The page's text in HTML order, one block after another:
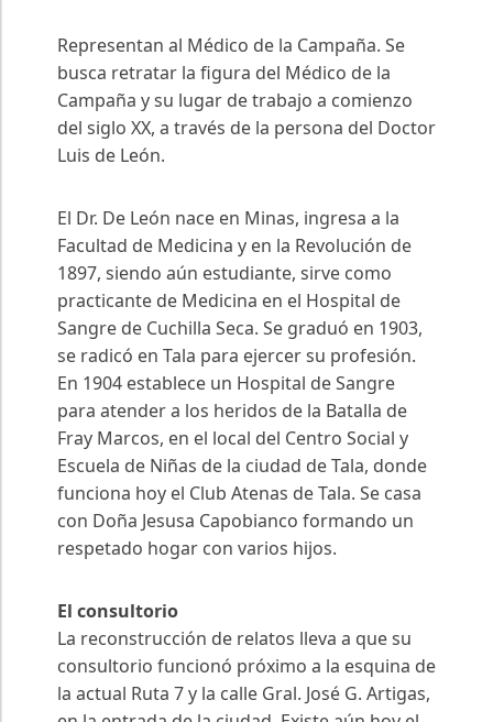
Representan al Médico de la Campaña. Se
busca retratar la figura del Médico de la
Campaña y su lugar de trabajo a comienzo
del siglo XX, a través de la persona del Doctor
Luis de León.
El Dr. De León nace en Minas, ingresa a la
Facultad de Medicina y en la Revolución de
1897, siendo aún estudiante, sirve como
practicante de Medicina en el Hospital de
Sangre de Cuchilla Seca. Se graduó en 1903,
se radicó en Tala para ejercer su profesión.
En 1904 establece un Hospital de Sangre
para atender a los heridos de la Batalla de
Fray Marcos, en el local del Centro Social y
Escuela de Niñas de la ciudad de Tala, donde
funciona hoy el Club Atenas de Tala. Se casa
con Doña Jesusa Capobianco formando un
respetado hogar con varios hijos.
El consultorio
La reconstrucción de relatos lleva a que su
consultorio funcionó próximo a la esquina de
la actual Ruta 7 y la calle Gral. José G. Artigas,